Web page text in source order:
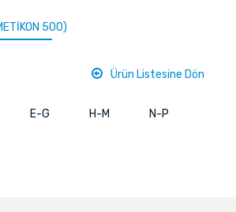
500)
Ürün Listesine Dön
E-G H-M N-P